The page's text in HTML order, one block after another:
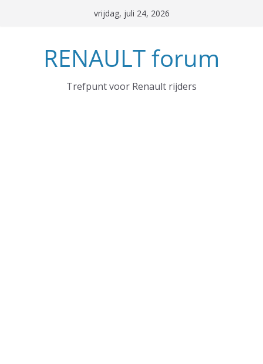
vrijdag, juli 24, 2026
RENAULT forum
Trefpunt voor Renault rijders